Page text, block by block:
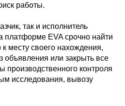
работы.
так и исполнитель
платформе EVA срочно найти
месту своего нахождения,
объявления или закрыть все
производственного контроля
исследования, вывозу